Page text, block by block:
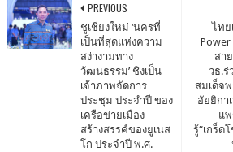
ไทย
Power
สา
วธ.
สมเด็จ
อัยยิกา
แ
รู้“เกร็ด
PREVIOUS
ชูเชียงใหม่ ‘นครที่
เป็นที่สุดแห่งความ
สง่างามทาง
วัฒนธรรม’ ชิงเป็น
เจ้าภาพจัดการ
ประชุม ประจำปี ของ
เครือข่ายเมือง
สร้างสรรค์ของยูเนส
โก ประจำปี พ.ศ.